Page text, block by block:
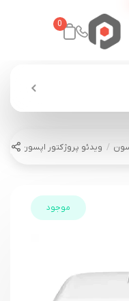
0
ویدئو پروژکتور اپسون EPSON EH-TW840
موجود